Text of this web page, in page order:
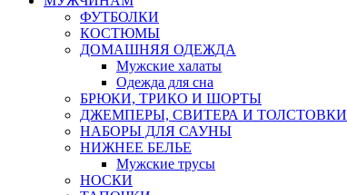
ФУТБОЛКИ
КОСТЮМЫ
ДОМАШНЯЯ ОДЕЖДА
Мужские халаты
Одежда для сна
БРЮКИ, ТРИКО И ШОРТЫ
ДЖЕМПЕРЫ, СВИТЕРА И ТОЛСТОВКИ
НАБОРЫ ДЛЯ САУНЫ
НИЖНЕЕ БЕЛЬЕ
Мужские трусы
НОСКИ